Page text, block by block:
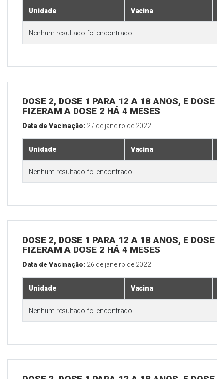
Unidade Vacina
Nenhum resultado foi encontrado.
DOSE 2, DOSE 1 PARA 12 A 18 ANOS, E
FIZERAM A DOSE 2 HÁ 4 MESES
Data de Vacinação: 27 de janeiro de 2022
Unidade Vacina
Nenhum resultado foi encontrado.
DOSE 2, DOSE 1 PARA 12 A 18 ANOS, E
FIZERAM A DOSE 2 HÁ 4 MESES
Data de Vacinação: 26 de janeiro de 2022
Unidade Vacina
Nenhum resultado foi encontrado.